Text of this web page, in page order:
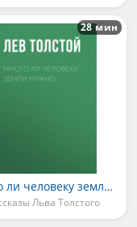
Много ли человеку земли нужно
Льва Толстого
28 мин